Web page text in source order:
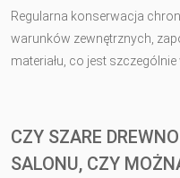
Regularna konserwacja
warunków zewnętrznych,
materiału, co jest
CZY SZARE
SALONU, CZY